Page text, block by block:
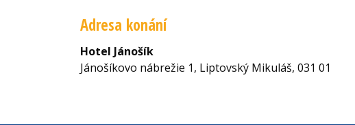
Adresa konání
Hotel Jánošík
Jánošíkovo nábrežie 1, Liptovský Mikuláš, 031 01